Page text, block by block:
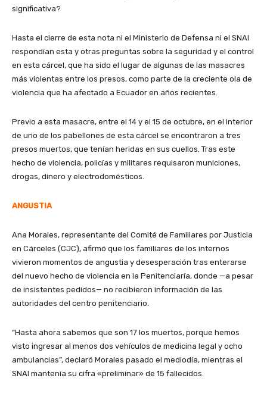
significativa?
Hasta el cierre de esta nota ni el Ministerio de Defensa ni el SNAI
respondían esta y otras preguntas sobre la seguridad y el control
en esta cárcel, que ha sido el lugar de algunas de las masacres
más violentas entre los presos, como parte de la creciente ola de
violencia que ha afectado a Ecuador en años recientes.
Previo a esta masacre, entre el 14 y el 15 de octubre, en el interior
de uno de los pabellones de esta cárcel se encontraron a tres
presos muertos, que tenían heridas en sus cuellos. Tras este
hecho de violencia, policías y militares requisaron municiones,
drogas, dinero y electrodomésticos.
ANGUSTIA
Ana Morales, representante del Comité de Familiares por Justicia
en Cárceles (CJC), afirmó que los familiares de los internos
vivieron momentos de angustia y desesperación tras enterarse
del nuevo hecho de violencia en la Penitenciaría, donde —a pesar
de insistentes pedidos— no recibieron información de las
autoridades del centro penitenciario.
“Hasta ahora sabemos que son 17 los muertos, porque hemos
visto ingresar al menos dos vehículos de medicina legal y ocho
ambulancias”, declaró Morales pasado el mediodía, mientras el
SNAI mantenía su cifra «preliminar» de 15 fallecidos.